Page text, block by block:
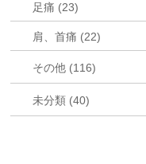
足痛 (23)
肩、首痛 (22)
その他 (116)
未分類 (40)